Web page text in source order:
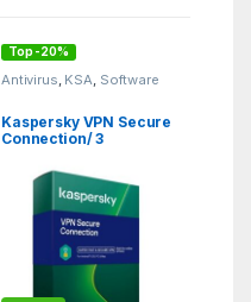
Top -20%
Antivirus, KSA, Software
Kaspersky VPN Secure
Connection/ 3